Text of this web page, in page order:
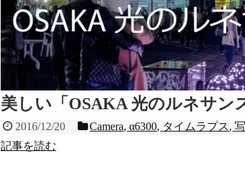
美しい「OSAKA 光のルネサン
2016/12/20 Camera,α6300, タイムラプス,
記事を読む